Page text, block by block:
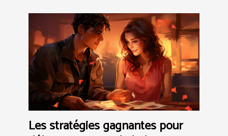
Les stratégies gagnantes pour